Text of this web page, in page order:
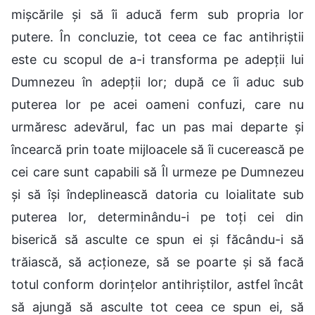
mișcările și să îi aducă ferm sub propria lor
putere. În concluzie, tot ceea ce fac antihriștii
este cu scopul de a-i transforma pe adepții lui
Dumnezeu în adepții lor; după ce îi aduc sub
puterea lor pe acei oameni confuzi, care nu
urmăresc adevărul, fac un pas mai departe și
încearcă prin toate mijloacele să îi cucerească pe
cei care sunt capabili să Îl urmeze pe Dumnezeu
și să își îndeplinească datoria cu loialitate sub
puterea lor, determinându-i pe toți cei din
biserică să asculte ce spun ei și făcându-i să
trăiască, să acționeze, să se poarte și să facă
totul conform dorințelor antihriștilor, astfel încât
să ajungă să asculte tot ceea ce spun ei, să